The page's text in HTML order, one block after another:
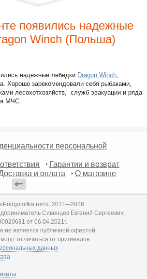
появились надежные
Winch (Польша)
надежные лебедки Dragon Winch
Хорошо зарекомендовали себя рыбаками,
лесохотхозяйств, служб эвакуации и ряда
МЧС.
персональной
Гарантии и возврат
и оплата
О магазине
2011—2026
Сивенцев Евгений Сергеевич,
от 06.04.2021г.
не является публичной офертой
отличаться от оригиналов
данных